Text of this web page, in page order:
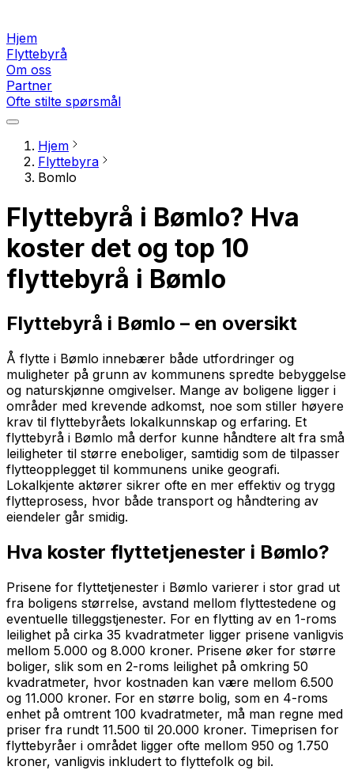
Hjem
Flyttebyrå
Om oss
Partner
Ofte stilte spørsmål
Hjem
Flyttebyra
Bomlo
Flyttebyrå i Bømlo? Hva
koster det og top 10
flyttebyrå i Bømlo
Flyttebyrå i Bømlo – en oversikt
Å flytte i Bømlo innebærer både utfordringer og
muligheter på grunn av kommunens spredte bebyggelse
og naturskjønne omgivelser. Mange av boligene ligger i
områder med krevende adkomst, noe som stiller høyere
krav til flyttebyråets lokalkunnskap og erfaring. Et
flyttebyrå i Bømlo må derfor kunne håndtere alt fra små
leiligheter til større eneboliger, samtidig som de tilpasser
flytteopplegget til kommunens unike geografi.
Lokalkjente aktører sikrer ofte en mer effektiv og trygg
flytteprosess, hvor både transport og håndtering av
eiendeler går smidig.
Hva koster flyttetjenester i Bømlo?
Prisene for flyttetjenester i Bømlo varierer i stor grad ut
fra boligens størrelse, avstand mellom flyttestedene og
eventuelle tilleggstjenester. For en flytting av en 1-roms
leilighet på cirka 35 kvadratmeter ligger prisene vanligvis
mellom 5.000 og 8.000 kroner. Prisene øker for større
boliger, slik som en 2-roms leilighet på omkring 50
kvadratmeter, hvor kostnaden kan være mellom 6.500
og 11.000 kroner. For en større bolig, som en 4-roms
enhet på omtrent 100 kvadratmeter, må man regne med
priser fra rundt 11.500 til 20.000 kroner. Timeprisen for
flyttebyråer i området ligger ofte mellom 950 og 1.750
kroner, vanligvis inkludert to flyttefolk og bil.